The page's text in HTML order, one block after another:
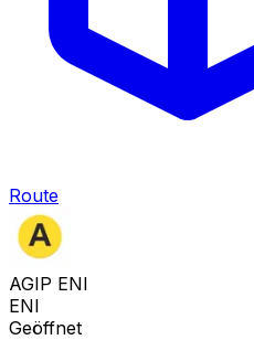
Route
AGIP ENI
ENI
Geöffnet